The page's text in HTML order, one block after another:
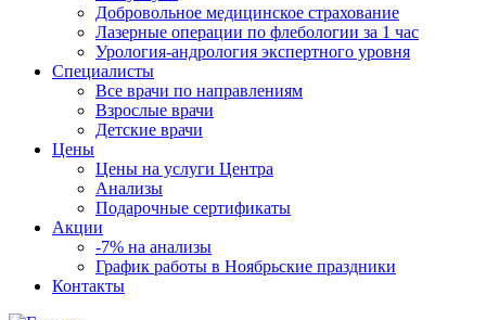
Добровольное медицинское страхование
Лазерные операции по флебологии за 1 час
Урология-андрология экспертного уровня
Специалисты
Все врачи по направлениям
Взрослые врачи
Детские врачи
Цены
Цены на услуги Центра
Анализы
Подарочные сертификаты
Акции
-7% на анализы
График работы в Ноябрьские праздники
Контакты